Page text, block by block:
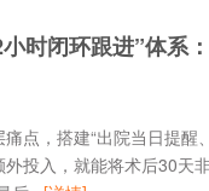
时闭环跟进”体系
点，搭建“出院当日提
投入，就能将术后30天